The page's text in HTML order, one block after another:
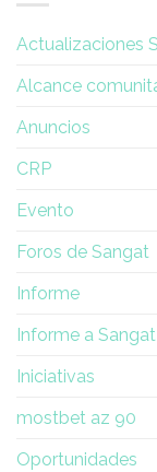
Actualizaciones
Alcance
Anuncios
CRP
Evento
Foros de Sangat
Informe
Informe a Sangat
Iniciativas
mostbet az 90
Oportunidades